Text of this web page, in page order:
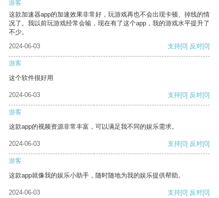
游客
这款加速器app的加速效果非常好，玩游戏再也不会出现卡顿、掉线的情
况了。我以前玩游戏经常会输，现在有了这个app，我的游戏水平提升了
不少。
2024-06-03
支持[0] 反对[0]
游客
这个软件很好用
2024-06-03 支持[0] 反对[0]
游客
这款app的视频资源非常丰富，可以满足我不同的娱乐需求。
2024-06-03 支持[0] 反对[0]
游客
这款app就像我的娱乐小助手，随时随地为我的娱乐提供帮助。
2024-06-03 支持[0] 反对[0]